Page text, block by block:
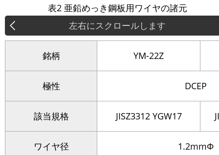
表2 亜鉛めっき鋼板用ワイヤの諸元
銘柄 YM-22Z
極性 DCEP
該当規格 JISZ3312 YGW17
ワイヤ径 1.2mmΦ